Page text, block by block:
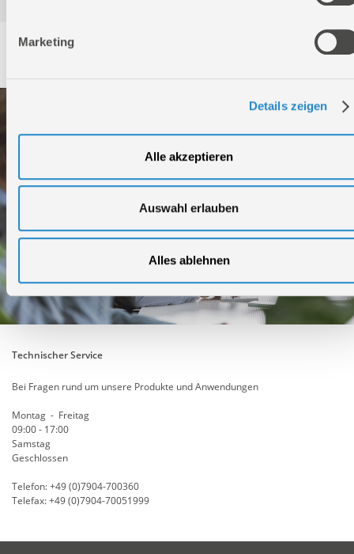
Marketing
Details zeigen
Alle akzeptieren
Auswahl erlauben
Alles ablehnen
Technischer Service
Bei Fragen rund um unsere Produkte und Anwendungen
Montag - Freitag
09:00 - 17:00
Samstag
Geschlossen
Telefon: +49 (0)7904-700360
Telefax: +49 (0)7904-70051999